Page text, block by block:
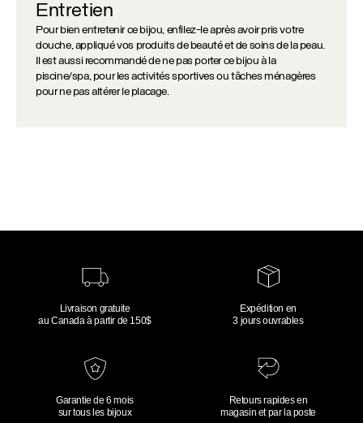
Entretien
Pour bien entretenir ce bijou, enfilez-le après avoir pris votre
douche, appliqué vos produits de beauté et de soins de la peau.
Il est aussi recommandé de ne pas porter ce bijou à la
piscine/spa, pour les activités sportives ou tâches ménagères
pour ne pas altérer le placage.
Livraison gratuite
au Canada à partir de 150$
Expédition en
3 jours ouvrables
Garantie de 6 mois
sur tous les bijoux
Retours rapides en
magasin et par la poste